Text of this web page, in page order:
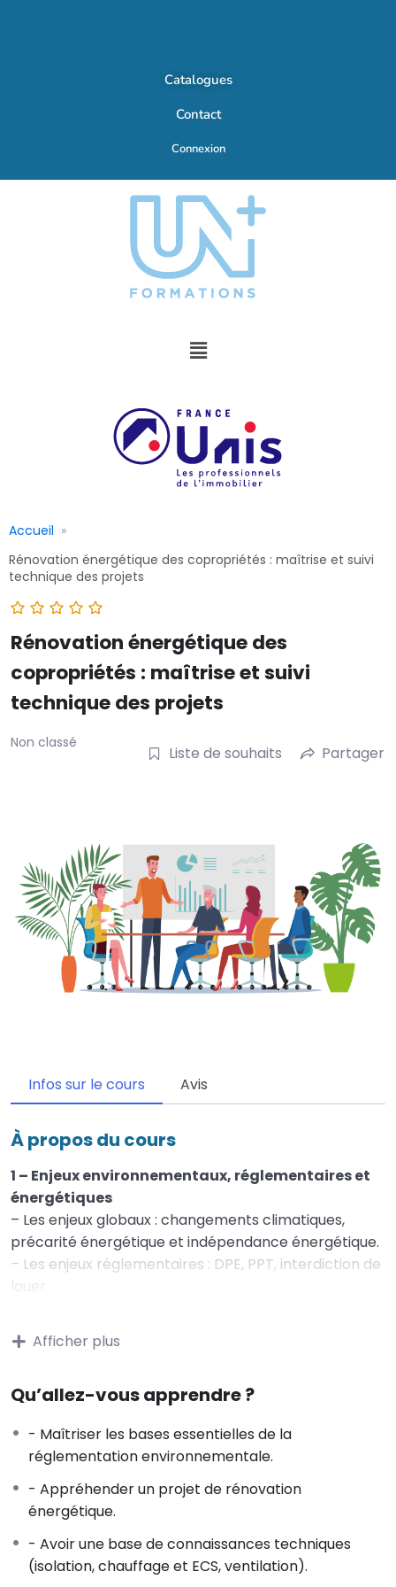
Catalogues
Contact
Connexion
Accueil
Rénovation énergétique des copropriétés : maîtrise et suivi
technique des projets
Rénovation énergétique des
copropriétés : maîtrise et suivi
technique des projets
Non classé
Liste de souhaits Partager
Infos sur le cours Avis
À propos du cours
1 – Enjeux environnementaux, réglementaires et
énergétiques
– Les enjeux globaux : changements climatiques,
précarité énergétique et indépendance énergétique.
– Les enjeux réglementaires : DPE, PPT, interdiction de
louer.
bâtiment, économies d’énergie, valeur verte / décote
grise, conformité réglementaire.
d’énergie du secteur bâtiment et objectif d’un parc
– Consommation d’énergie d’un bâtiment ;
rénovation globale et performante
2 – Connaître le rôle des différents acteurs à
l’acte de construire
– Le maître d‘ouvrage, le maître d’ouvrage délégué,
l’assistant au maître d’ouvrage.
Afficher plus
Qu’allez-vous apprendre ?
- Maîtriser les bases essentielles de la
réglementation environnementale.
- Appréhender un projet de rénovation
énergétique.
- Avoir une base de connaissances techniques
(isolation, chauffage et ECS, ventilation).